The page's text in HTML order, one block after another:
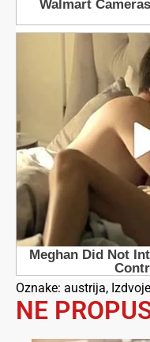
Oznake: austrija,
NE